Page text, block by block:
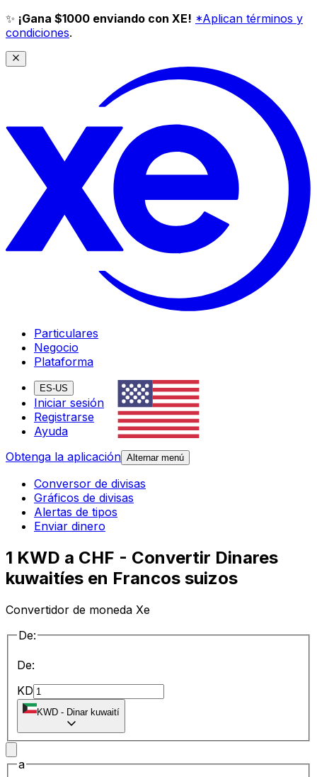
✨ ¡Gana $1000 enviando con XE! *Aplican términos y
condiciones.
Particulares
Negocio
Plataforma
ES-US
Iniciar sesión
Registrarse
Ayuda
Obtenga la aplicación Alternar menú
Conversor de divisas
Gráficos de divisas
Alertas de tipos
Enviar dinero
1 KWD a CHF - Convertir Dinares
kuwaitíes en Francos suizos
Convertidor de moneda Xe
De:
De:
KD
KWD - Dinar kuwaití
a